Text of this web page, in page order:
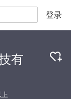
登录
有
上